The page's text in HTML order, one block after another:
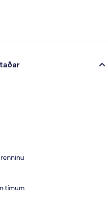
tímum